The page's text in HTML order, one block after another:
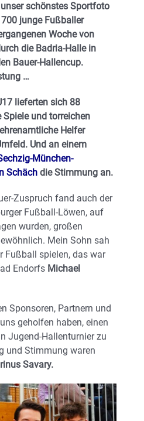
schönstes Sportfoto
junge Fußballer
Woche von
die Badria-Halle in
Bauer-Hallencup.
…
lieferten sich 88
und torreichen
Helfer
Und an einem
München-
Schäch die Stimmung an.
Zuspruch fand auch der
Fußball-Löwen, auf
wurden, großen
Mein Sohn sah
Fußball spielen, das war
Endorfs Michael
Sponsoren, Partnern und
geholfen haben, einen
Jugend-Hallenturnier zu
und Stimmung waren
Savary.